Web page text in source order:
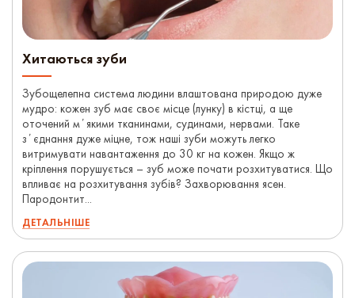
Хитаються зуби
Зубощелепна система людини влаштована природою дуже
мудро: кожен зуб має своє місце (лунку) в кістці, а ще
оточений мʼякими тканинами, судинами, нервами. Таке
зʼєднання дуже міцне, тож наші зуби можуть легко
витримувати навантаження до 30 кг на кожен. Якщо ж
кріплення порушується – зуб може почати розхитуватися. Що
впливає на розхитування зубів? Захворювання ясен.
Пародонтит...
ДЕТАЛЬНІШЕ